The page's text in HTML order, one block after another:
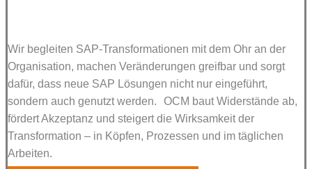
Wir begleiten SAP-Transformationen mit dem Ohr an der
Organisation, machen Veränderungen greifbar und sorgt
dafür, dass neue SAP Lösungen nicht nur eingeführt,
sondern auch genutzt werden. OCM baut Widerstände ab,
fördert Akzeptanz und steigert die Wirksamkeit der
Transformation – in Köpfen, Prozessen und im täglichen
Arbeiten.